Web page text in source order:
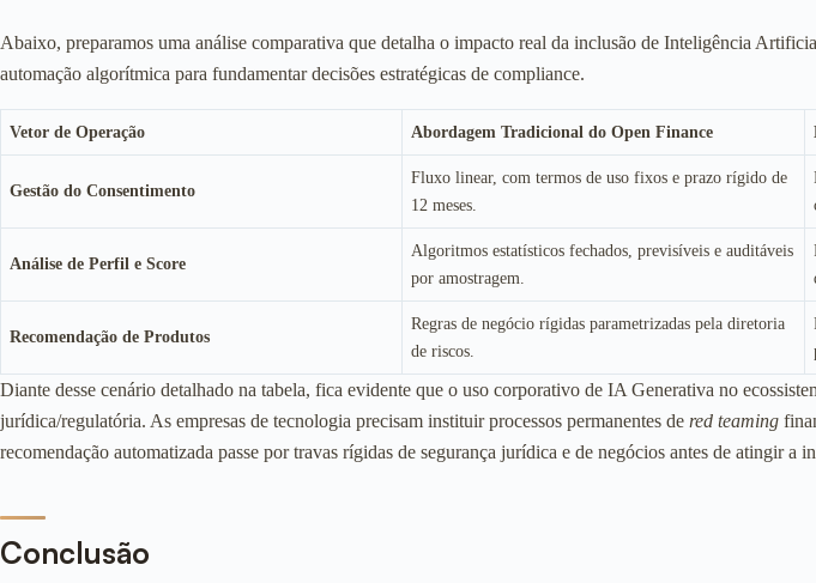
Abaixo, preparamos uma análise comparativa que detalha o impacto real da inclusão de Inteligência
automação algorítmica para fundamentar decisões estratégicas de compliance.
Vetor de Operação Abordagem Tradicional do Open Finance
Gestão do Consentimento
Fluxo linear, com termos de uso fixos e prazo rígido de
12 meses.
Análise de Perfil e Score
Algoritmos estatísticos fechados, previsíveis e auditáveis
por amostragem.
Recomendação de Produtos
Regras de negócio rígidas parametrizadas pela diretoria
de riscos.
Diante desse cenário detalhado na tabela, fica evidente que o uso corporativo de IA Generativa no
jurídica/regulatória. As empresas de tecnologia precisam instituir processos permanentes de red teaming
recomendação automatizada passe por travas rígidas de segurança jurídica e de negócios antes de atingir a
Conclusão